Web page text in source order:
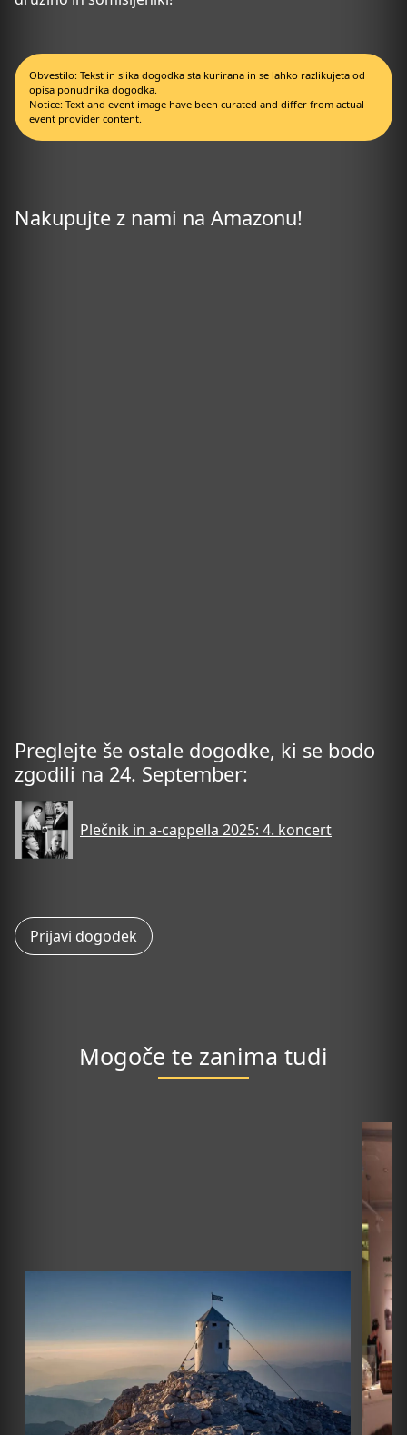
Obvestilo: Tekst in slika dogodka sta kurirana in se lahko razlikujeta od
opisa ponudnika dogodka.
Notice: Text and event image have been curated and differ from actual
event provider content.
Nakupujte z nami na Amazonu!
Preglejte še ostale dogodke, ki se bodo
zgodili na 24. September:
Plečnik in a-cappella 2025: 4. koncert
Prijavi dogodek
Mogoče te zanima tudi